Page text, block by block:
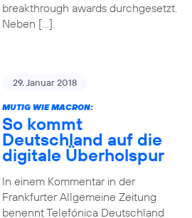
breakthrough awards durchgesetzt.
Neben […]
29. Januar 2018
MUTIG WIE MACRON:
So kommt
Deutschland auf die
digitale Überholspur
In einem Kommentar in der
Frankfurter Allgemeine Zeitung
benennt Telefónica Deutschland